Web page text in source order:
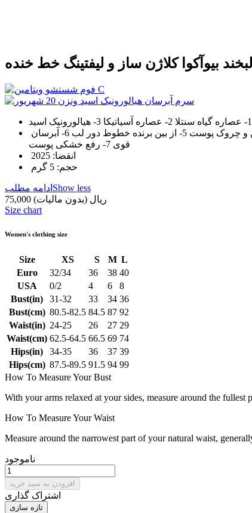
قوی 7- رفع خشکی پوست
انقضا: 2025
حجم: 5 گرم
ادامه مطلب Show less
75,000 ریال (بدون مالیات)
Size chart
Women's clothing size
Size XS S M L
Euro
32/34 36 38 40
USA
0/2 4 6
8
Bust(in)
31-32 33 34 36
Bust(cm) 80.5-82.5 84.5 87 92
Waist(in) 24-25 26 27 29
Waist(cm) 62.5-64.5 66.5 69 74
Hips(in)
34-35 36 37 39
Hips(cm) 87.5-89.5 91.5 94 99
How To Measure Your Bust
With your arms relaxed at your sides, measure around the fullest
How To Measure Your Waist
Measure around the narrowest part of your natural waist,
ناموجود
افزودن به سبد خرید
اشتراک گذاری